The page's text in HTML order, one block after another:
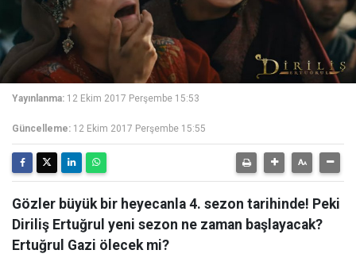
Yayınlanma: 12 Ekim 2017 Perşembe 15:53
Güncelleme: 12 Ekim 2017 Perşembe 15:55
Gözler büyük bir heyecanla 4. sezon tarihinde! Peki
Diriliş Ertuğrul yeni sezon ne zaman başlayacak?
Ertuğrul Gazi ölecek mi?